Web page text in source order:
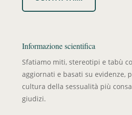
Informazione scientifica
Sfatiamo miti, stereotipi e tabù
aggiornati e basati su evidenze,
cultura della sessualità più
giudizi.